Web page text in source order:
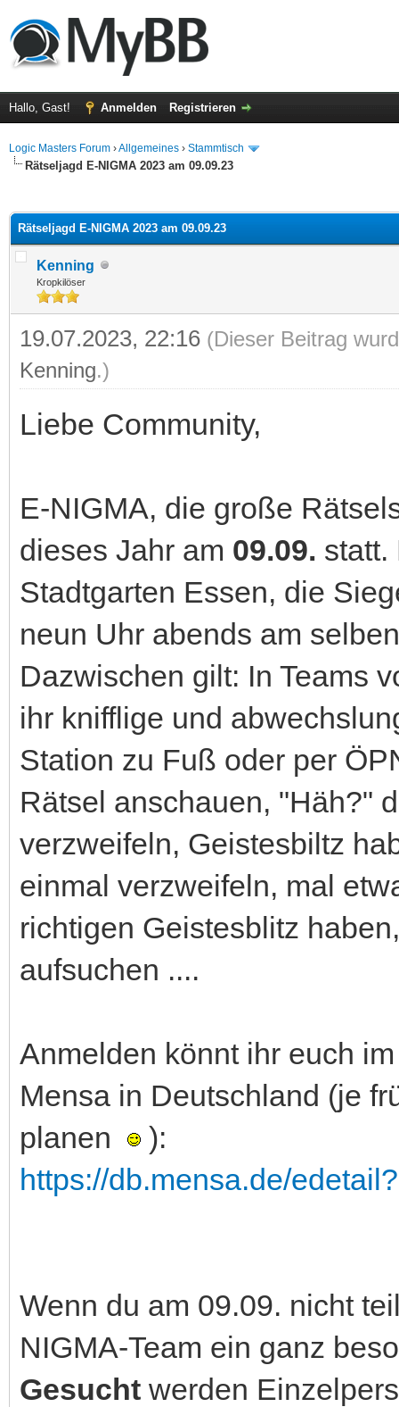
Hallo, Gast! Anmelden Registrieren
Logic Masters Forum ›Allgemeines › Stammtisch
Rätseljagd E-NIGMA 2023 am 09.09.23
Rätseljagd E-NIGMA 2023 am 09.09.23
Kenning
Kropkilöser
19.07.2023, 22:16 (Dieser Beitrag
Kenning.)
Liebe Community,
E-NIGMA, die große
dieses Jahr am 09.09.
Stadtgarten Essen, die
neun Uhr abends am
Dazwischen gilt: In Teams
ihr knifflige und
Station zu Fuß oder per
Rätsel anschauen, "Häh?"
verzweifeln, Geistesbiltz
einmal verzweifeln, mal
richtigen Geistesblitz
aufsuchen ....
Anmelden könnt ihr euch
Mensa in Deutschland (je
planen
):
https://db.mensa.de/
Wenn du am 09.09. nicht
NIGMA-Team ein ganz
Gesucht werden